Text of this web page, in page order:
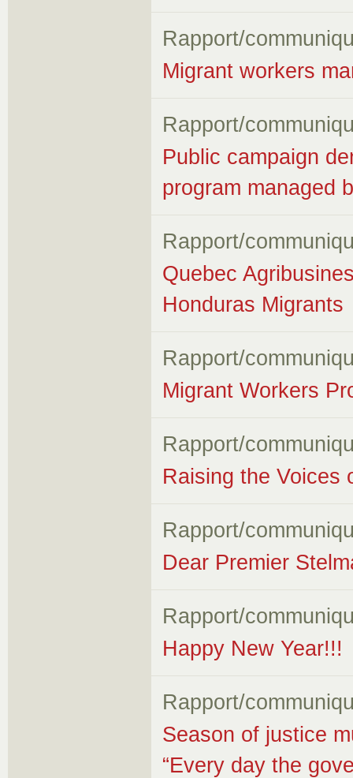
Rapport/
Migrant workers
Rapport/
Public campaign
program managed
Rapport/
Quebec
Honduras Migrants
Rapport/
Migrant Workers
Rapport/
Raising the Voices
Rapport/
Dear Premier
Rapport/
Happy New Year!!!
Rapport/
Season of justice
“Every day the